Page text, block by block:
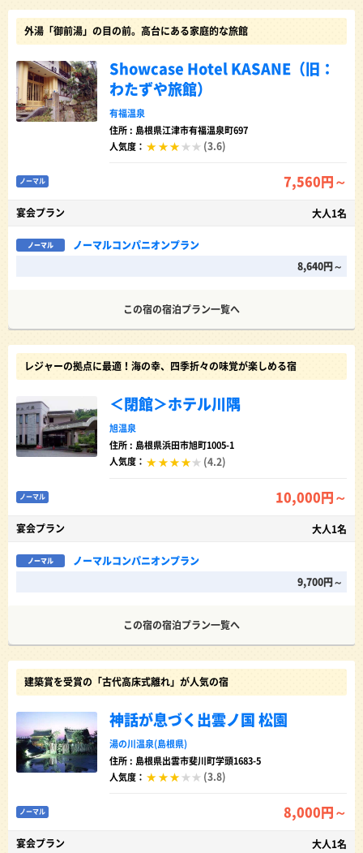
外湯「御前湯」の目の前。高台にある家庭的な旅館
Showcase Hotel KASANE（旧：
わたずや旅館）
有福温泉
住所 : 島根県江津市有福温泉町697
人気度：
(3.6)
ノーマル 7,560円～
宴会プラン 大人1名
ノーマル
ノーマルコンパニオンプラン
8,640円～
この宿の宿泊プラン一覧へ
レジャーの拠点に最適！海の幸、四季折々の味覚が楽しめる宿
＜閉館＞ホテル川隅
旭温泉
住所 : 島根県浜田市旭町1005-1
人気度：
(4.2)
ノーマル 10,000円～
宴会プラン 大人1名
ノーマル
ノーマルコンパニオンプラン
9,700円～
この宿の宿泊プラン一覧へ
建築賞を受賞の「古代高床式離れ」が人気の宿
神話が息づく出雲ノ国 松園
湯の川温泉(島根県)
住所 : 島根県出雲市斐川町学頭1683-5
人気度：
(3.8)
ノーマル 8,000円～
宴会プラン 大人1名